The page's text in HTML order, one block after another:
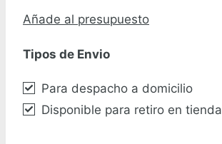
de
Doble
Marca
Bea
Añade al presupuesto
Tipos de Envio
Para despacho a domicilio
Disponible para retiro en tienda